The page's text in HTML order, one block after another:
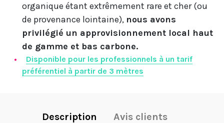
organique étant extrêmement rare et cher (ou
de provenance lointaine), nous avons
privilégié un approvisionnement local haut
de gamme et bas carbone.
Disponible pour les professionnels à un tarif
préférentiel à partir de 3 mètres
Description Avis clients